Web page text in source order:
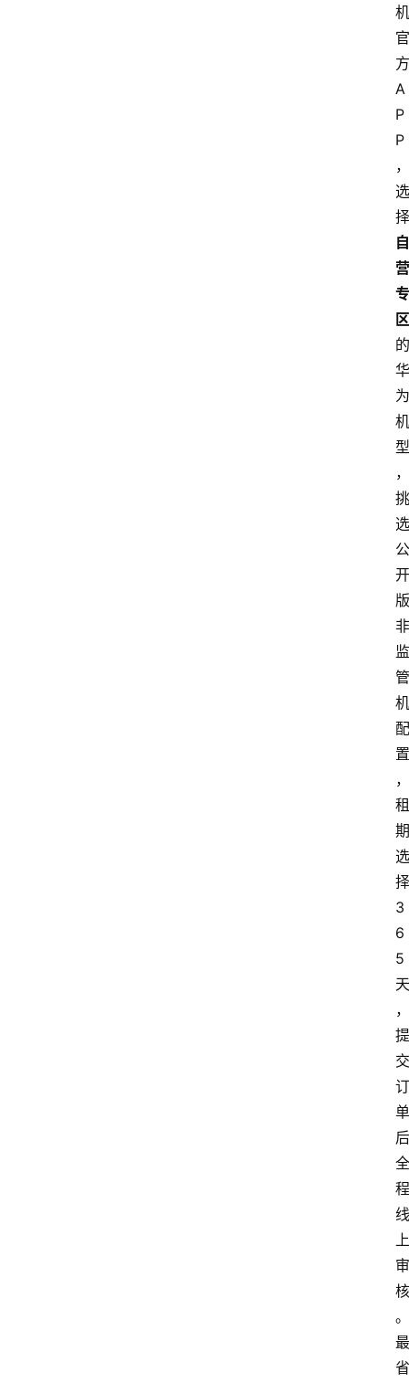
机
官
方
A
P
P
，
选
择
自
营
专
区
的
华
为
机
型
，
挑
选
公
开
版
非
监
管
机
配
置
，
租
期
选
择
3
6
5
天
，
提
交
订
单
后
全
程
线
上
审
核
。
最
省